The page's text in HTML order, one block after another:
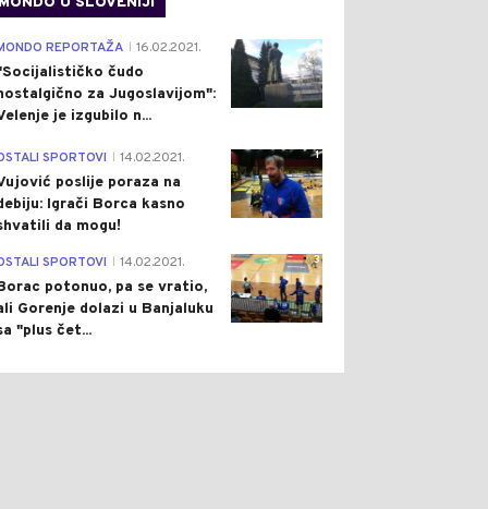
Pre 1 h
NEMANI: PET
TRAŽIO SAVRŠEN
PA IZVUKAO SOMA
KILOGRAMA
CRNA HRONIKA
POPULARNOM KUPALIŠTU:
UTOPIO SE 24-GODIŠNJI
MLADIĆ IZ ZAVIDOVIĆA
4
REPORTAŽA 16.02.2021.
čudo
za Jugoslavijom":
je izgubilo n...
1
SPORTOVI 14.02.2021.
poslije poraza na
Igrači Borca kasno
da mogu!
3
SPORTOVI 14.02.2021.
potonuo, pa se vratio,
Gorenje dolazi u Banjaluku
"plus čet...